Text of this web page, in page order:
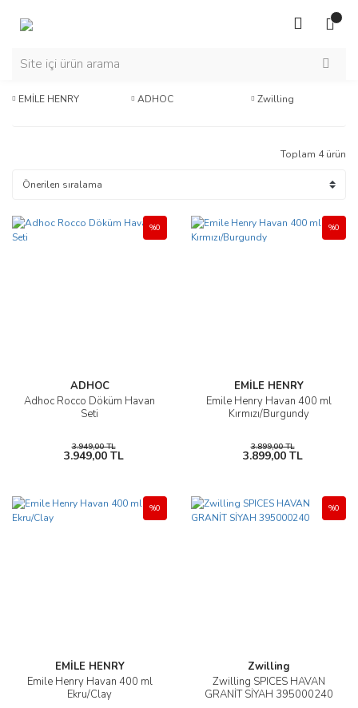
EMİLE HENRY ADHOC Zwilling
Toplam 4 ürün
ADHOC
Adhoc Rocco Döküm Havan
Seti
%0
3.949,00 TL
3.949,00 TL
EMİLE HENRY
Emile Henry Havan 400 ml
Kırmızı/Burgundy
%0
3.899,00 TL
3.899,00 TL
EMİLE HENRY
Emile Henry Havan 400 ml
Ekru/Clay
%0
Zwilling
Zwilling SPICES HAVAN
GRANİT SİYAH 395000240
%0